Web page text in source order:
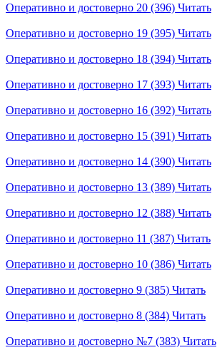
Оперативно и достоверно 20 (396) Читать
Оперативно и достоверно 19 (395) Читать
Оперативно и достоверно 18 (394) Читать
Оперативно и достоверно 17 (393) Читать
Оперативно и достоверно 16 (392) Читать
Оперативно и достоверно 15 (391) Читать
Оперативно и достоверно 14 (390) Читать
Оперативно и достоверно 13 (389) Читать
Оперативно и достоверно 12 (388) Читать
Оперативно и достоверно 11 (387) Читать
Оперативно и достоверно 10 (386) Читать
Оперативно и достоверно 9 (385) Читать
Оперативно и достоверно 8 (384) Читать
Оперативно и достоверно №7 (383) Читать